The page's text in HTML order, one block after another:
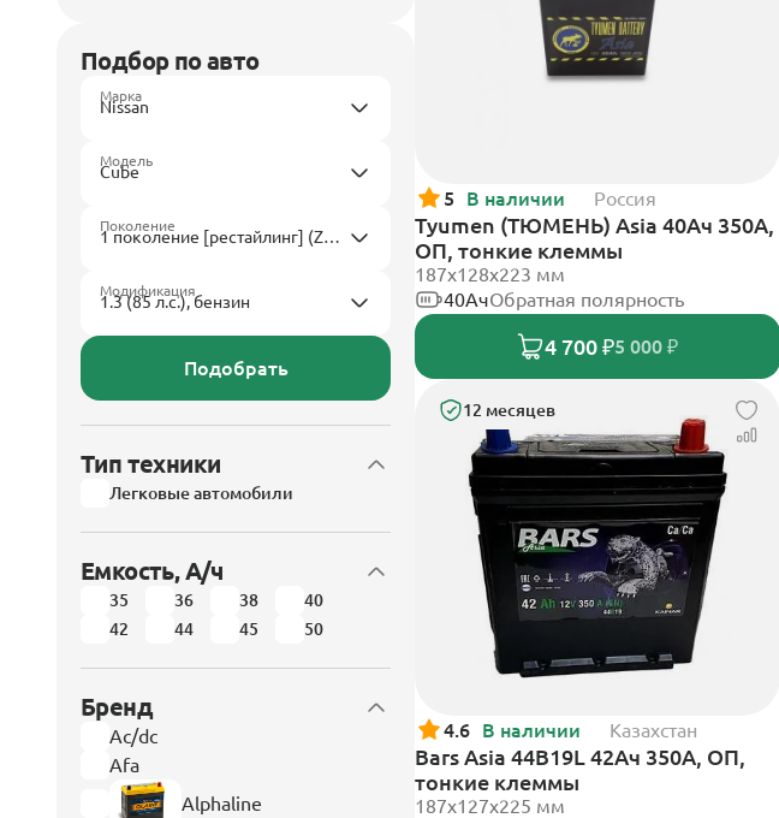
Подбор по авто
Марка
Модель
Поколение
Модификация
Подобрать
Тип техники
Легковые автомобили
Емкость, А/ч
35 36 38
40
42
44 45 50
Бренд
Ac/dc
Afa
Alphaline
5 В наличии Россия
Tyumen (ТЮМЕНЬ) Asia 40Ач 350А,
ОП, тонкие клеммы
187х128х223 мм
40АчОбратная полярность
4 700 ₽5 000 ₽
12 месяцев
4.6 В наличии Казахстан
Bars Asia 44B19L 42Ач 350А, ОП,
тонкие клеммы
187x127x225 мм